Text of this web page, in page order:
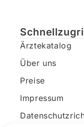
Ärztekatalog
Über uns
Preise
Impressum